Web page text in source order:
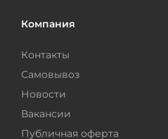
Компания
Контакты
Самовывоз
Новости
Вакансии
Публичная оферта